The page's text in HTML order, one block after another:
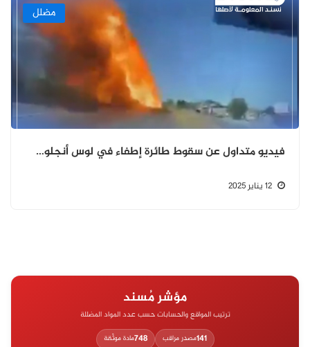
مضلل
فيديو متداول عن سقوط طائرة إطفاء في لوس أنجلوس ما صحة مقطع الفيديو المتداول؟
مؤشر مُسند
ترتيب المواقع والحسابات حسب عدد المواد المضللة
141مصدر مراقب 748مادة موثّقة